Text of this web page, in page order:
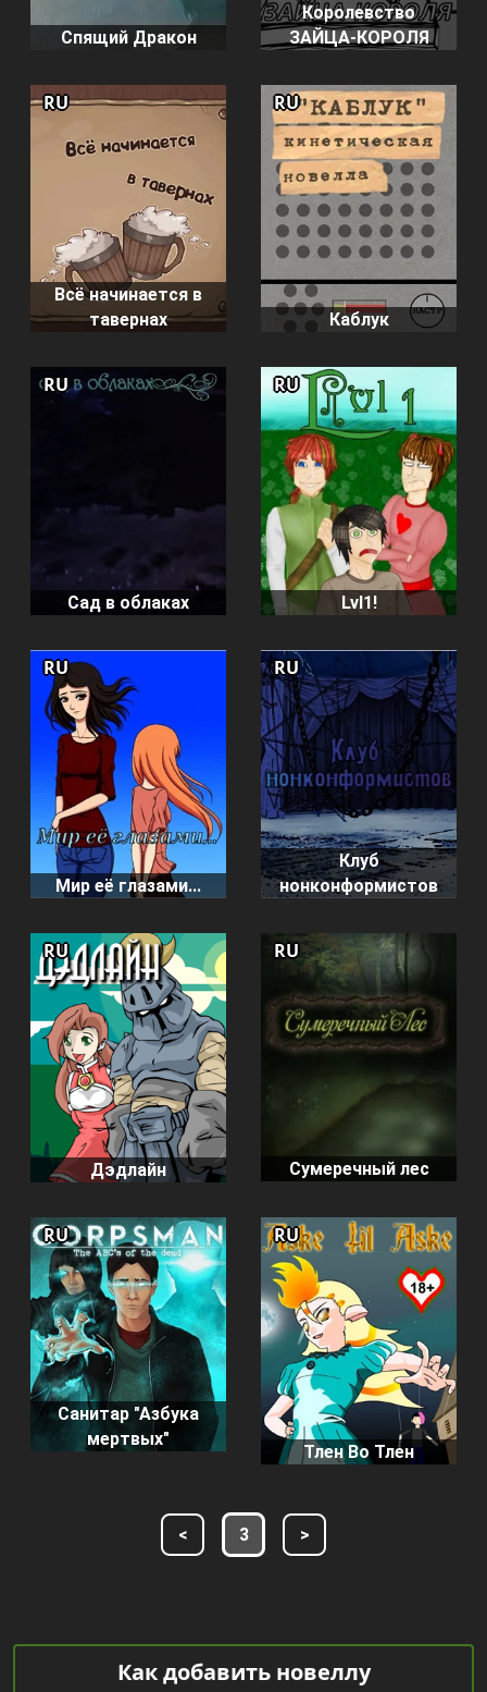
Спящий Дракон
Королевство
ЗАЙЦА-КОРОЛЯ
Всё начинается в
тавернах
RU
Каблук
RU
Сад в облаках
RU
Lvl1!
RU
Мир её глазами...
RU
Клуб
нонконформистов
RU
Дэдлайн
RU
Сумеречный лес
RU
Санитар "Азбука
мертвых"
RU
Тлен Во Тлен
RU
< 3 >
Как добавить новеллу